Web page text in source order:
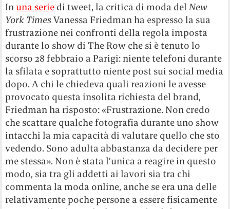
Inuna serie di tweet, la critica di moda delNew
York TimesVanessa Friedman ha espresso la sua
frustrazione nei confronti della regola imposta
durante lo show di The Row che si è tenuto lo
scorso 28 febbraio a Parigi: niente telefoni durante
la sfilata e soprattutto niente post sui social media
dopo. A chi le chiedeva quali reazioni le avesse
provocato questa insolita richiesta del brand,
Friedman ha risposto: «Frustrazione. Non credo
che scattare qualche fotografia durante uno show
intacchi la mia capacità di valutare quello che sto
vedendo. Sono adulta abbastanza da decidere per
me stessa». Non è stata l’unica a reagire in questo
modo, sia tra gli addetti ai lavori sia tra chi
commenta la moda online, anche se era una delle
relativamente poche persone a essere fisicamente